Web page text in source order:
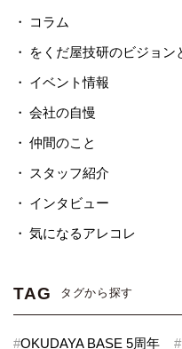
コラム
をくだ屋技研のビジョン
イベント情報
会社の自慢
仲間のこと
スタッフ紹介
インタビュー
気になるアレコレ
TAG タグから探す
#OKUDAYA BASE 5周年 #